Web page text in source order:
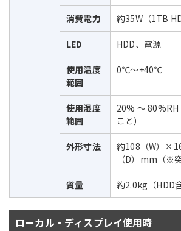
消費電力 約35W（1TB
LED HDD、電源
使用温度
範囲
0℃～+40℃
使用湿度
範囲
20% ～ 80%RH
こと）
外形寸法
約108（W）
（D）mm（※
質量 約2.0kg（HDD
ローカル・ディスプレイ使用時